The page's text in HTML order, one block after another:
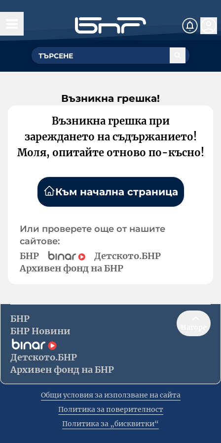
Възникна грешка!
Възникна грешка при
зареждането на съдържанието!
Моля, опитайте отново по-късно!
Към начална страница
Или проверете още от нашите
сайтове:
БНР
Детското.БНР
Архивен фонд на БНР
БНР
БНР Новини
Детското.БНР
Архивен фонд на БНР
Общи условия за използване на сайта
Политика за поверителност
Политика за „бисквитки“